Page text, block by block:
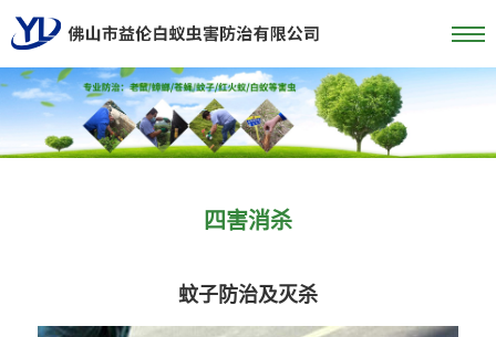
四害消杀
蚊子防治及灭杀